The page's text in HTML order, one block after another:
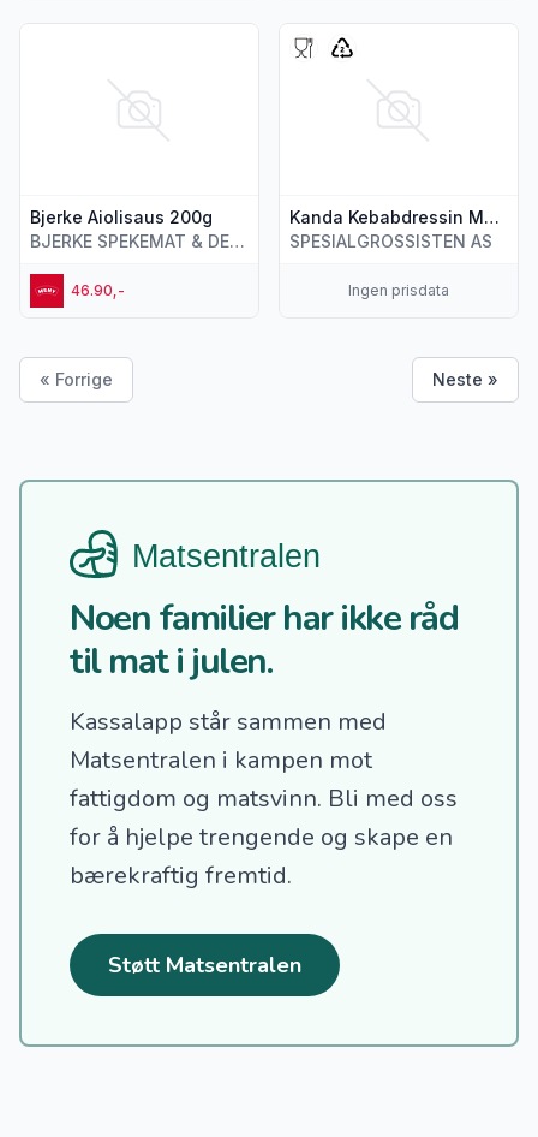
Bjerke Aiolisaus 200g
BJERKE SPEKEMAT & DELIKATESSE AS
46.90,-
Vis flere detaljer for produktet "Bjerke Aiolisaus 200g"
Kanda Kebabdressin Medium
SPESIALGROSSISTEN AS
Ingen prisdata
Vis flere detaljer for
« Forrige Neste »
Noen familier har ikke råd
til mat i julen.
Kassalapp står sammen med
Matsentralen i kampen mot
fattigdom og matsvinn. Bli med oss
for å hjelpe trengende og skape en
bærekraftig fremtid.
Støtt Matsentralen